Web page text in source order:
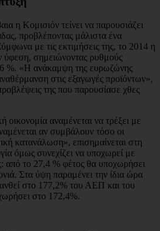
η Κομισιόν τείνει να παρουσιάζει
προβλέποντας μάλιστα ένα
με τις εκτιμήσεις της, το 2014 η
ύφεση, σημειώνοντας ρυθμούς
%. «Η ανάκαμψη της ευρωζώνης
στις εξαγωγές προϊόντων»,
της που παρουσίασε χθες
οικονομία αναμένεται να τρέξει με
αν συμβάλουν τόσο οι
κατανάλωση», επισημαίνεται στη
όμως συνεχίζει να υποχωρεί με
από το 27,4 % φέτος θα υποχωρήσει
Στα ύψη παραμένει την ίδια ώρα
στο 177,2% του ΑΕΠ και του
στο 172,4%.